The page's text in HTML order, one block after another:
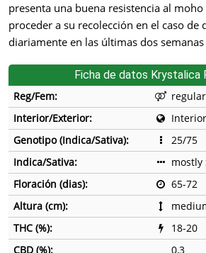
presenta una buena resistencia al
proceder a su recolección en el caso de
diariamente en las últimas dos
Ficha de datos Krystalica
Reg/Fem:
Interior/Exterior:
Interior
Genotipo (Indica/Sativa):
25/75
Indica/Sativa:
mostly
Floración (dias):
65-72
Altura (cm):
THC (%):
18-20
CBD (%):
0,3